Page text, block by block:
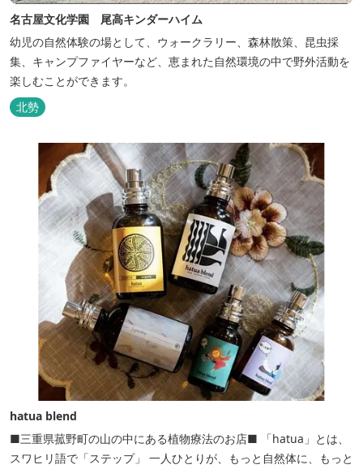
名古屋文化学園 尾高キンダーハイム
幼児の自然体験の場として、ウォークラリー、森林散策、昆虫採
集、キャンプファイヤーなど、恵まれた自然環境の中で野外活動を
楽しむことができます。
北勢
hatua blend
■三重県菰野町の山の中にある植物療法のお店■ 「hatua」とは、
スワヒリ語で「ステップ」 一人ひとりが、もっと自然体に、もっと